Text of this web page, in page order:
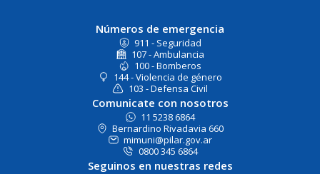
Números de emergencia
911 - Seguridad
107 - Ambulancia
100 - Bomberos
144 - Violencia de género
103 - Defensa Civil
Comunicate con nosotros
11 5238 6864
Bernardino Rivadavia 660
mimuni@pilar.gov.ar
0800 345 6864
Seguinos en nuestras redes